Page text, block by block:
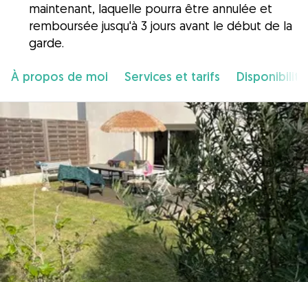
maintenant, laquelle pourra être annulée et
remboursée jusqu'à 3 jours avant le début de la
garde.
À propos de moi Services et tarifs Disponibilité